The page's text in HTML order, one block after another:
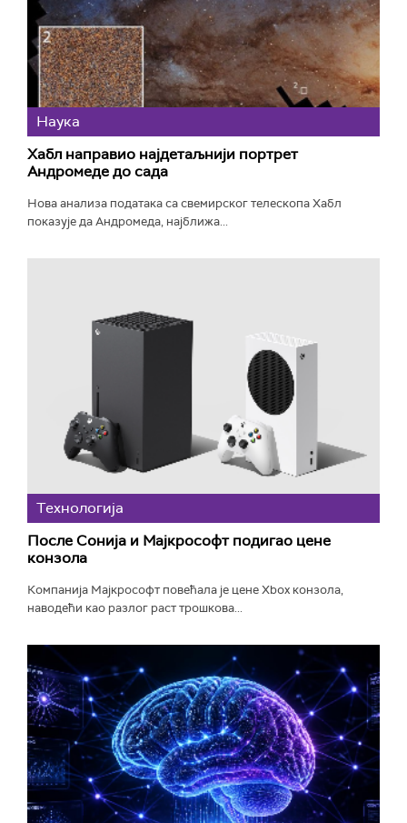
Наука
Хабл направио најдетаљнији портрет
Андромеде до сада
Нова анализа података са свемирског телескопа Хабл
показује да Андромеда, најближа...
Технологијa
После Сонија и Мајкрософт подигао цене
конзола
Компанија Мајкрософт повећала је цене Xbox конзола,
наводећи као разлог раст трошкова...